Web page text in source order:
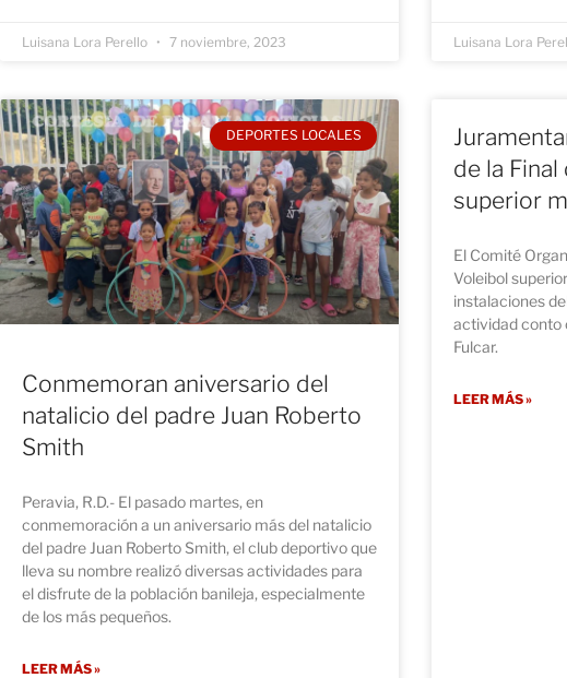
Luisana Lora Perello 7 noviembre, 2023 Luisana Lora
DEPORTES LOCALES
Conmemoran aniversario del
natalicio del padre Juan Roberto
Smith
Peravia, R.D.- El pasado martes, en
conmemoración a un aniversario más del natalicio
del padre Juan Roberto Smith, el club deportivo que
lleva su nombre realizó diversas actividades para
el disfrute de la población banileja, especialmente
de los más pequeños.
LEER MÁS »
de la
superior
El Comité
Voleibol
instalaciones
actividad conto
Fulcar.
LEER MÁS »